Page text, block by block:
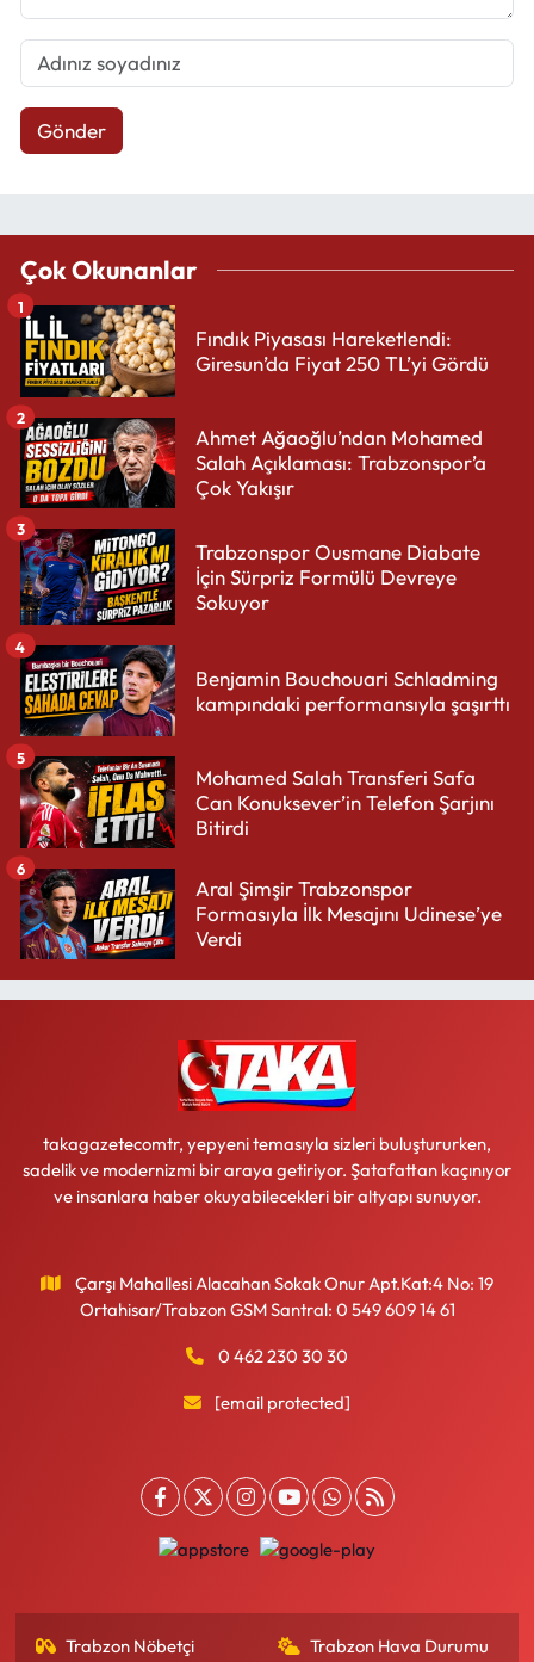
Gönder
Çok Okunanlar
Fındık Piyasası Hareketlendi:
Giresun’da Fiyat 250 TL’yi Gördü
1
Ahmet Ağaoğlu’ndan Mohamed
Salah Açıklaması: Trabzonspor’a
Çok Yakışır
2
Trabzonspor Ousmane Diabate
İçin Sürpriz Formülü Devreye
Sokuyor
3
Benjamin Bouchouari Schladming
kampındaki performansıyla şaşırttı
4
Mohamed Salah Transferi Safa
Can Konuksever’in Telefon Şarjını
Bitirdi
5
Aral Şimşir Trabzonspor
Formasıyla İlk Mesajını Udinese’ye
Verdi
6
takagazetecomtr, yepyeni temasıyla sizleri buluştururken,
sadelik ve modernizmi bir araya getiriyor. Şatafattan kaçınıyor
ve insanlara haber okuyabilecekleri bir altyapı sunuyor.
Çarşı Mahallesi Alacahan Sokak Onur Apt.Kat:4 No: 19
Ortahisar/Trabzon GSM Santral: 0 549 609 14 61
0 462 230 30 30
[email protected]
Trabzon Nöbetçi
Trabzon Hava Durumu